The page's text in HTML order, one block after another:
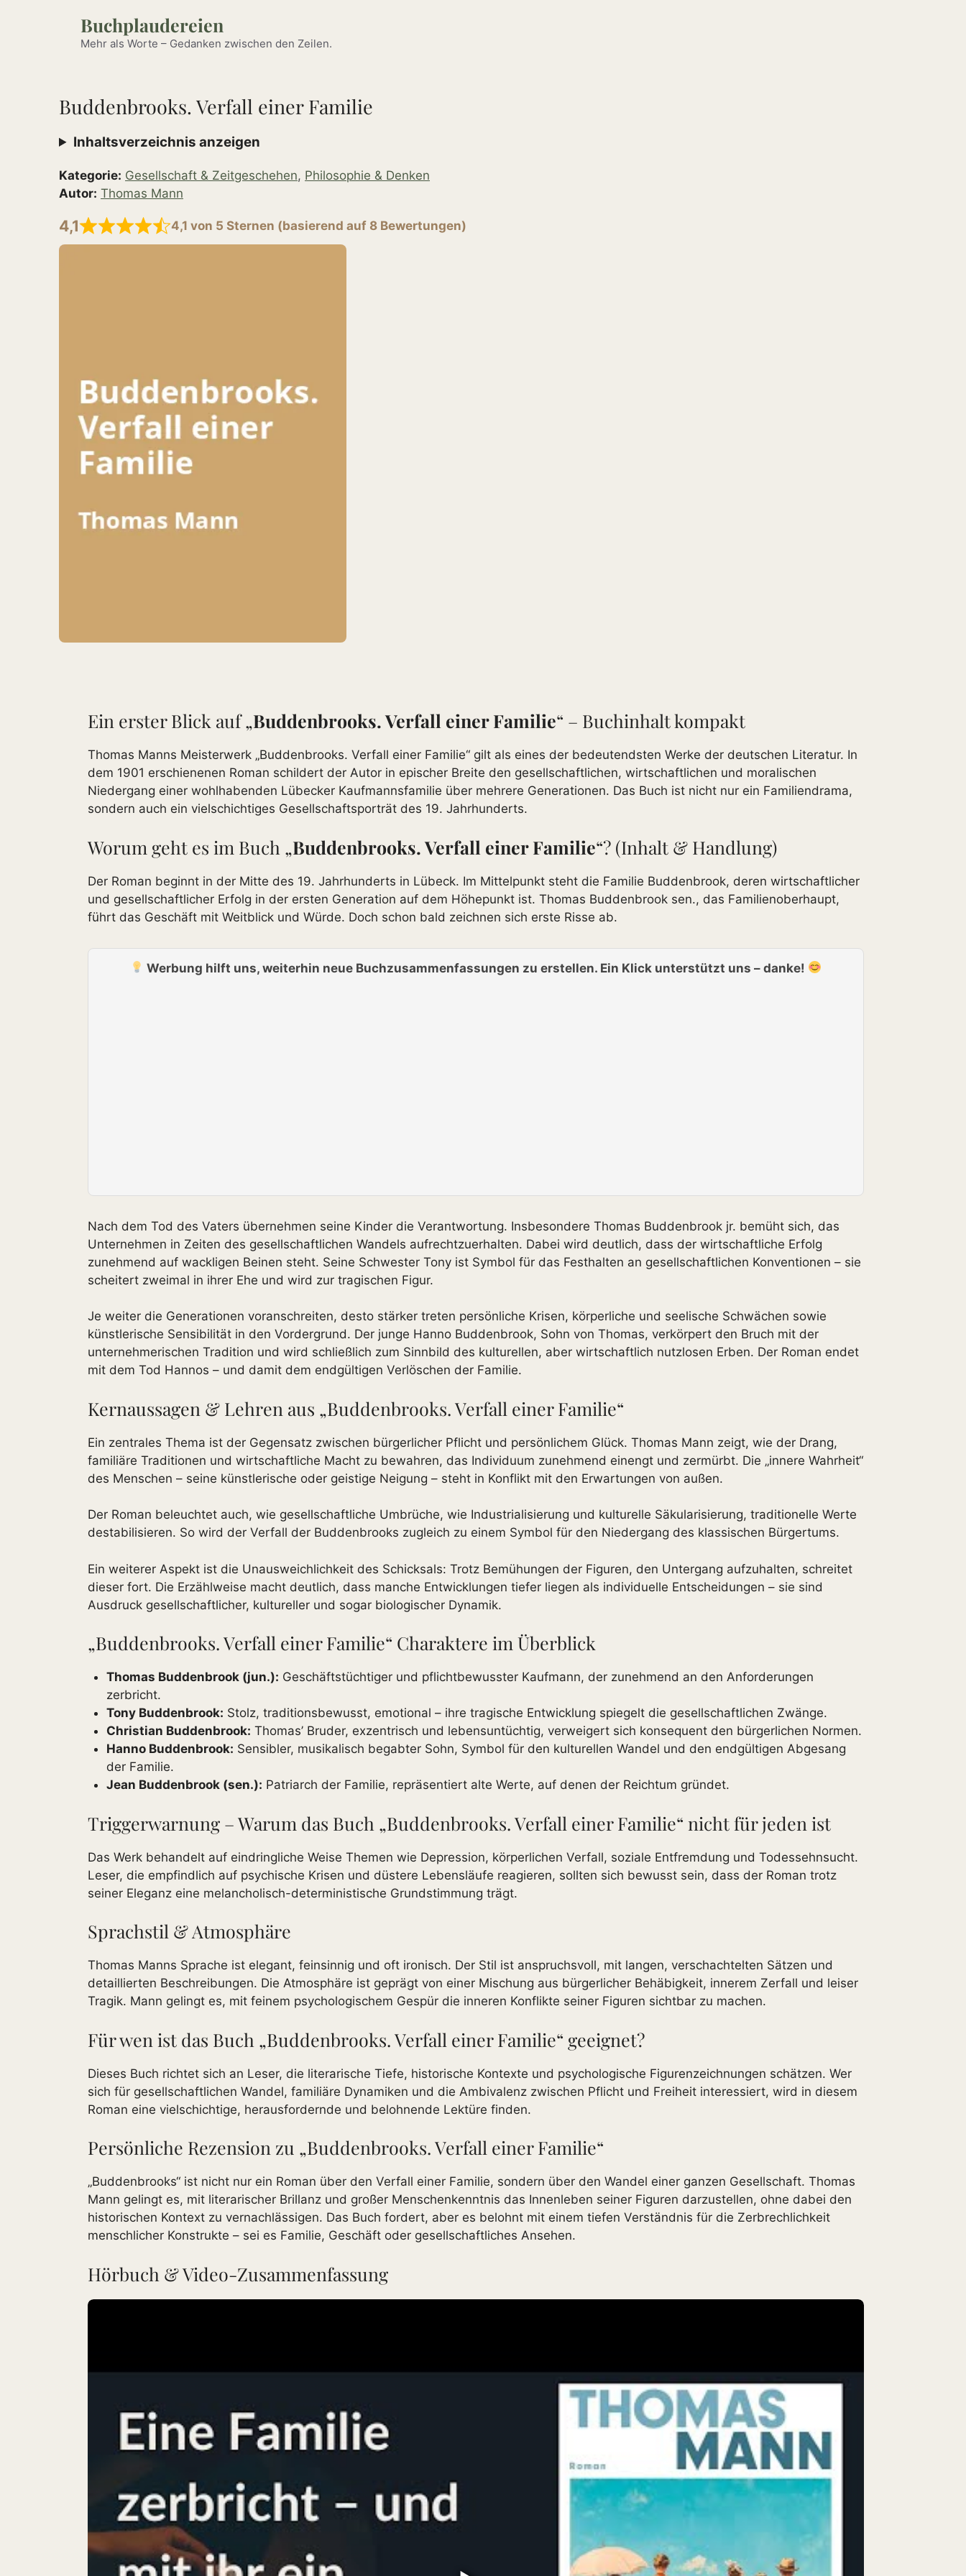
Buchplaudereien
Mehr als Worte – Gedanken zwischen den Zeilen.
Buddenbrooks. Verfall einer Familie
Inhaltsverzeichnis anzeigen
Kategorie: Gesellschaft & Zeitgeschehen, Philosophie & Denken
Autor: Thomas Mann
4,1 4,1 von 5 Sternen (basierend auf 8 Bewertungen)
Ein erster Blick auf „Buddenbrooks. Verfall einer Familie“ – Buchinhalt kompakt
Thomas Manns Meisterwerk „Buddenbrooks. Verfall einer Familie“ gilt als eines der bedeutendsten Werke der deutschen Literatur. In
dem 1901 erschienenen Roman schildert der Autor in epischer Breite den gesellschaftlichen, wirtschaftlichen und moralischen
Niedergang einer wohlhabenden Lübecker Kaufmannsfamilie über mehrere Generationen. Das Buch ist nicht nur ein Familiendrama,
sondern auch ein vielschichtiges Gesellschaftsporträt des 19. Jahrhunderts.
Worum geht es im Buch „Buddenbrooks. Verfall einer Familie“? (Inhalt & Handlung)
Der Roman beginnt in der Mitte des 19. Jahrhunderts in Lübeck. Im Mittelpunkt steht die Familie Buddenbrook, deren wirtschaftlicher
und gesellschaftlicher Erfolg in der ersten Generation auf dem Höhepunkt ist. Thomas Buddenbrook sen., das Familienoberhaupt,
führt das Geschäft mit Weitblick und Würde. Doch schon bald zeichnen sich erste Risse ab.
Werbung hilft uns, weiterhin neue Buchzusammenfassungen zu erstellen. Ein Klick unterstützt uns – danke!
Nach dem Tod des Vaters übernehmen seine Kinder die Verantwortung. Insbesondere Thomas Buddenbrook jr. bemüht sich, das
Unternehmen in Zeiten des gesellschaftlichen Wandels aufrechtzuerhalten. Dabei wird deutlich, dass der wirtschaftliche Erfolg
zunehmend auf wackligen Beinen steht. Seine Schwester Tony ist Symbol für das Festhalten an gesellschaftlichen Konventionen – sie
scheitert zweimal in ihrer Ehe und wird zur tragischen Figur.
Je weiter die Generationen voranschreiten, desto stärker treten persönliche Krisen, körperliche und seelische Schwächen sowie
künstlerische Sensibilität in den Vordergrund. Der junge Hanno Buddenbrook, Sohn von Thomas, verkörpert den Bruch mit der
unternehmerischen Tradition und wird schließlich zum Sinnbild des kulturellen, aber wirtschaftlich nutzlosen Erben. Der Roman endet
mit dem Tod Hannos – und damit dem endgültigen Verlöschen der Familie.
Kernaussagen & Lehren aus „Buddenbrooks. Verfall einer Familie“
Ein zentrales Thema ist der Gegensatz zwischen bürgerlicher Pflicht und persönlichem Glück. Thomas Mann zeigt, wie der Drang,
familiäre Traditionen und wirtschaftliche Macht zu bewahren, das Individuum zunehmend einengt und zermürbt. Die „innere Wahrheit“
des Menschen – seine künstlerische oder geistige Neigung – steht in Konflikt mit den Erwartungen von außen.
Der Roman beleuchtet auch, wie gesellschaftliche Umbrüche, wie Industrialisierung und kulturelle Säkularisierung, traditionelle Werte
destabilisieren. So wird der Verfall der Buddenbrooks zugleich zu einem Symbol für den Niedergang des klassischen Bürgertums.
Ein weiterer Aspekt ist die Unausweichlichkeit des Schicksals: Trotz Bemühungen der Figuren, den Untergang aufzuhalten, schreitet
dieser fort. Die Erzählweise macht deutlich, dass manche Entwicklungen tiefer liegen als individuelle Entscheidungen – sie sind
Ausdruck gesellschaftlicher, kultureller und sogar biologischer Dynamik.
„Buddenbrooks. Verfall einer Familie“ Charaktere im Überblick
Thomas Buddenbrook (jun.): Geschäftstüchtiger und pflichtbewusster Kaufmann, der zunehmend an den Anforderungen
zerbricht.
Tony Buddenbrook: Stolz, traditionsbewusst, emotional – ihre tragische Entwicklung spiegelt die gesellschaftlichen Zwänge.
Christian Buddenbrook: Thomas’ Bruder, exzentrisch und lebensuntüchtig, verweigert sich konsequent den bürgerlichen Normen.
Hanno Buddenbrook: Sensibler, musikalisch begabter Sohn, Symbol für den kulturellen Wandel und den endgültigen Abgesang
der Familie.
Jean Buddenbrook (sen.): Patriarch der Familie, repräsentiert alte Werte, auf denen der Reichtum gründet.
Triggerwarnung – Warum das Buch „Buddenbrooks. Verfall einer Familie“ nicht für jeden ist
Das Werk behandelt auf eindringliche Weise Themen wie Depression, körperlichen Verfall, soziale Entfremdung und Todessehnsucht.
Leser, die empfindlich auf psychische Krisen und düstere Lebensläufe reagieren, sollten sich bewusst sein, dass der Roman trotz
seiner Eleganz eine melancholisch-deterministische Grundstimmung trägt.
Sprachstil & Atmosphäre
Thomas Manns Sprache ist elegant, feinsinnig und oft ironisch. Der Stil ist anspruchsvoll, mit langen, verschachtelten Sätzen und
detaillierten Beschreibungen. Die Atmosphäre ist geprägt von einer Mischung aus bürgerlicher Behäbigkeit, innerem Zerfall und leiser
Tragik. Mann gelingt es, mit feinem psychologischem Gespür die inneren Konflikte seiner Figuren sichtbar zu machen.
Für wen ist das Buch „Buddenbrooks. Verfall einer Familie“ geeignet?
Dieses Buch richtet sich an Leser, die literarische Tiefe, historische Kontexte und psychologische Figurenzeichnungen schätzen. Wer
sich für gesellschaftlichen Wandel, familiäre Dynamiken und die Ambivalenz zwischen Pflicht und Freiheit interessiert, wird in diesem
Roman eine vielschichtige, herausfordernde und belohnende Lektüre finden.
Persönliche Rezension zu „Buddenbrooks. Verfall einer Familie“
„Buddenbrooks“ ist nicht nur ein Roman über den Verfall einer Familie, sondern über den Wandel einer ganzen Gesellschaft. Thomas
Mann gelingt es, mit literarischer Brillanz und großer Menschenkenntnis das Innenleben seiner Figuren darzustellen, ohne dabei den
historischen Kontext zu vernachlässigen. Das Buch fordert, aber es belohnt mit einem tiefen Verständnis für die Zerbrechlichkeit
menschlicher Konstrukte – sei es Familie, Geschäft oder gesellschaftliches Ansehen.
Hörbuch & Video-Zusammenfassung